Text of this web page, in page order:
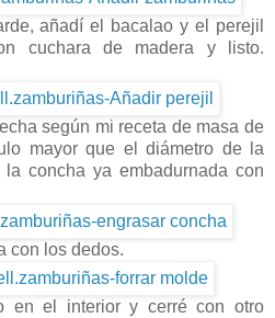
añadí el bacalao y el perejil
cuchara de madera y listo.
según mi receta de masa de
mayor que el diámetro de la
concha ya embadurnada con
con los dedos.
en el interior y cerré con otro